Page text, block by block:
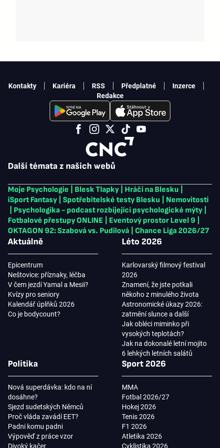
Další témata z našich webů
Moje Psychologie Blesk Tlapky Hráči na Blesku
iSport Fantasy
Spotřebitelské testy Blesku
Nemovitosti
Psychologika - podcast rozbíjející psychologické mýty
Fotbalové přestupy ONLINE
Eventový prostor Level 9
OKTAGON 92: Szabová vs. Pudilová
Chance Liga 2026/27
Aktuálně
Epicentrum
Neštovice: příznaky, léčba
V čem jezdí Yamal a Mesii?
Kvízy pro seniory
Kalendář úplňků 2026
Co je bodycount?
Léto 2026
Karlovarský filmový festival
2026
Znamení, že jste potkali
někoho z minulého života
Astronomické úkazy 2026:
zatmění slunce a další
Jak obléci miminko při
vysokých teplotách?
Jak na dokonalé letní mojito
6 lehkých letních salátů
Politika
Nová superdávka: kdo na ní
dosáhne?
Sjezd sudetských Němců
Proč vláda zavádí EET?
Padni komu padni
Výpověď z práce vzor
Divoký kačer
Sport 2026
MMA
Fotbal 2026/27
Hokej 2026
Tenis 2026
F1 2026
Atletika 2026
Cyklistika 2026
Kontakty Kariéra RSS Předplatné
Inzerce
Redakce